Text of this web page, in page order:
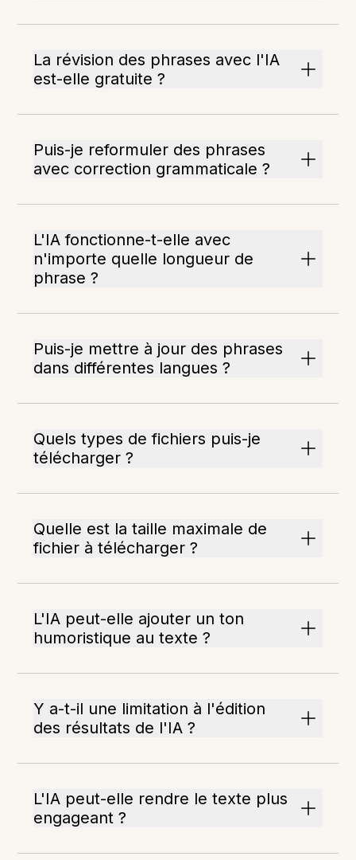
La révision des phrases avec l'IA
est-elle gratuite ?
Puis-je reformuler des phrases
avec correction grammaticale ?
L'IA fonctionne-t-elle avec
n'importe quelle longueur de
phrase ?
Puis-je mettre à jour des phrases
dans différentes langues ?
Quels types de fichiers puis-je
télécharger ?
Quelle est la taille maximale de
fichier à télécharger ?
L'IA peut-elle ajouter un ton
humoristique au texte ?
Y a-t-il une limitation à l'édition
des résultats de l'IA ?
L'IA peut-elle rendre le texte plus
engageant ?